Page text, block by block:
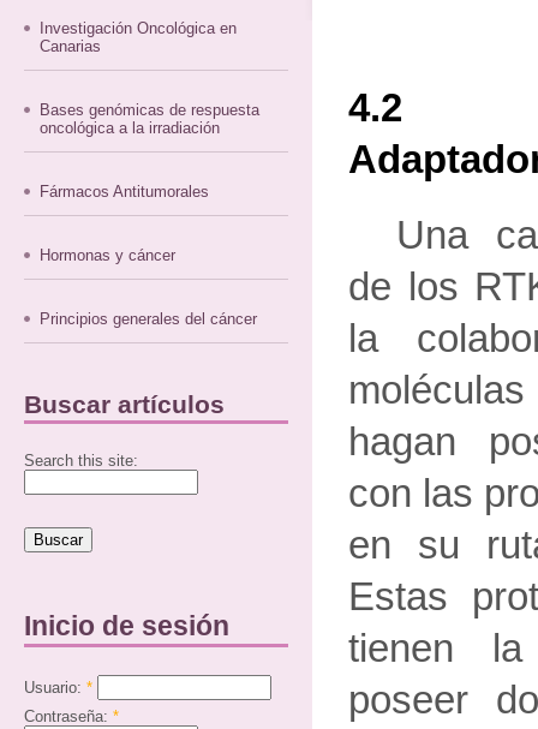
Investigación Oncológica en
Canarias
Bases genómicas de respuesta
oncológica a la irradiación
Fármacos Antitumorales
Hormonas y cáncer
Principios generales del cáncer
Buscar artículos
Search this site:
Inicio de sesión
Usuario: *
Contraseña: *
4.2
Una
de los
la
hagan
con las
en su
Estas
tienen la
poseer